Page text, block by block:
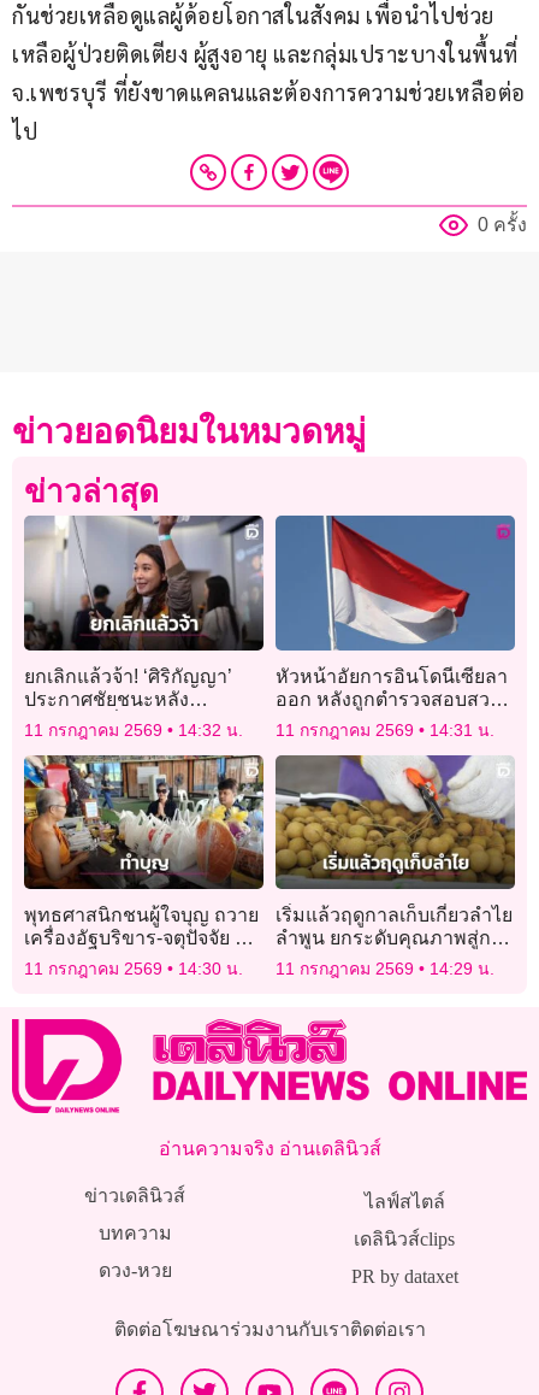
กันช่วยเหลือดูแลผู้ด้อยโอกาสในสังคม เพื่อนำไปช่วย
เหลือผู้ป่วยติดเตียง ผู้สูงอายุ และกลุ่มเปราะบางในพื้นที่
จ.เพชรบุรี ที่ยังขาดแคลนและต้องการความช่วยเหลือต่อ
ไป
0 ครั้ง
ข่าวยอดนิยมในหมวดหมู่
ข่าวล่าสุด
ยกเลิกแล้วจ้า! ‘ศิริกัญญา’
ประกาศชัยชนะหลัง
มหาดไทยสั่งถอยโครงการ
เปลี่ยนผ่านพลังงานใต้
พ.ร.ก.กู้เงิน 4 แสนล้าน
11 กรกฎาคม 2569 14:32 น.
หัวหน้าอัยการอินโดนีเซียลา
ออก หลังถูกตำรวจสอบสวน
ในคดีทุจริต
11 กรกฎาคม 2569 14:31 น.
พุทธศาสนิกชนผู้ใจบุญ ถวาย
เครื่องอัฐบริขาร-จตุปัจจัย พิธี
บรรพชาอุปสมบทนาคหมู่ วัด
หนองวัลย์เปรียง
11 กรกฎาคม 2569 14:30 น.
เริ่มแล้วฤดูกาลเก็บเกี่ยวลำไย
ลำพูน ยกระดับคุณภาพสู่การ
ส่งออก
11 กรกฎาคม 2569 14:29 น.
อ่านความจริง อ่านเดลินิวส์
ข่าวเดลินิวส์
บทความ
ดวง-หวย
ไลฟ์สไตล์
เดลินิวส์clips
PR by dataxet
ติดต่อโฆษณาร่วมงานกับเราติดต่อเรา